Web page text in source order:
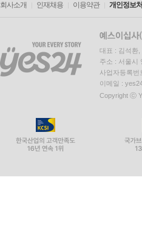
회사소개 인재채용 이용약관 개인정보
대표 : 김석환,
주소 : 서울시
사업자등록
이메일 :
Copyright ⓒ